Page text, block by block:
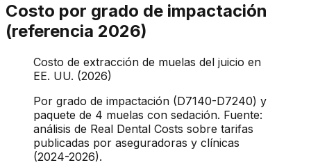
Costo por grado de impactación
(referencia 2026)
Costo de extracción de muelas del juicio en
EE. UU. (2026)
Por grado de impactación (D7140-D7240) y
paquete de 4 muelas con sedación. Fuente:
análisis de Real Dental Costs sobre tarifas
publicadas por aseguradoras y clínicas
(2024-2026).